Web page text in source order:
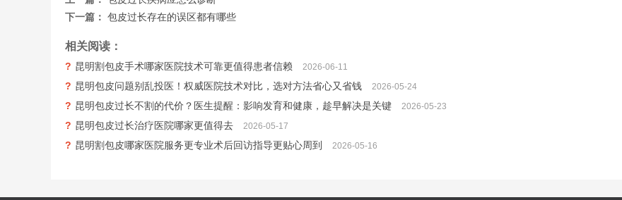
下一篇： 包皮过长存在的误区都有哪些
相关阅读：
昆明割包皮手术哪家医院技术可靠更值得患者信赖 2026-06-11
昆明包皮问题别乱投医！权威医院技术对比，选对方法省心又省钱 2026-05-24
昆明包皮过长不割的代价？医生提醒：影响发育和健康，趁早解决是关键 2026-05-23
昆明包皮过长治疗医院哪家更值得去 2026-05-17
昆明割包皮哪家医院服务更专业术后回访指导更贴心周到 2026-05-16